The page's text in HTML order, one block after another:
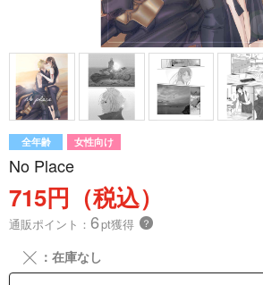
全年齢 女性向け
No Place
715円（税込）
通販ポイント： 6pt獲得 ？
╳ ：在庫なし